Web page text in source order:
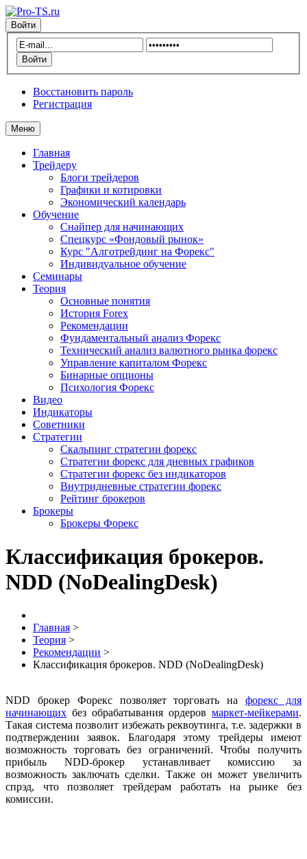
Войти
Восстановить пароль
Регистрация
Меню
Главная
Трейдеру
Блоги трейдеров
Графики и котировки
Экономический календарь
Обучение
Снайпер для начинающих
Спецкурс «Фондовый рынок»
Курс "Алготрейдинг на Форекс"
Индивидуальное обучение
Семинары
Теория
Основные понятия
История Forex
Рекомендации
Фундаментальный анализ Форекс
Технический анализ валютного рынка форекс
Управление капиталом Форекс
Бинарные опционы
Психология Форекс
Видео
Индикаторы
Советники
Стратегии
Скальпинг стратегии форекс
Стратегии форекс для дневных графиков
Стратегии форекс без индикаторов
Внутридневные стратегии форекс
Рейтинг брокеров
Брокеры
Брокеры Форекс
Классификация брокеров.
NDD (NoDealingDesk)
Главная >
Теория >
Рекомендации >
Классификация брокеров. NDD (NoDealingDesk)
NDD брокер Форекс позволяет торговать нафорекс для
начинающих без обрабатывания ордеров маркет-мейкерами.
Такая система позволит избежать реквоутинга, т.е. задержки в
подтверждении заявок. Благодаря этому трейдеры имеют
возможность торговать без ограничений. Чтобы получить
прибыль NDD-брокер устанавливает комиссию за
возможность заключать сделки. Также он может увеличить
спрэд, что позволяет трейдерам работать на рынке без
комиссии.